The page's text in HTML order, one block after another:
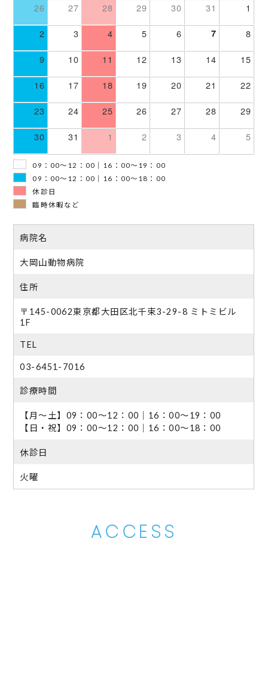
26 27 28 29 30 31 1
2 3 4 5 6 7 8
9 10 11 12 13 14 15
16 17 18 19 20 21 22
23 24 25 26 27 28 29
30 31 1 2 3 4 5
09：00～12：00｜16：00～19：00
09：00～12：00｜16：00～18：00
休診日
臨時休暇など
病院名
大岡山動物病院
住所
〒145-0062東京都大田区北千束3-29-8 ミトミビル
1F
TEL
03-6451-7016
診療時間
【月～土】09：00～12：00｜16：00～19：00
【日・祝】09：00～12：00｜16：00～18：00
休診日
火曜
ACCESS